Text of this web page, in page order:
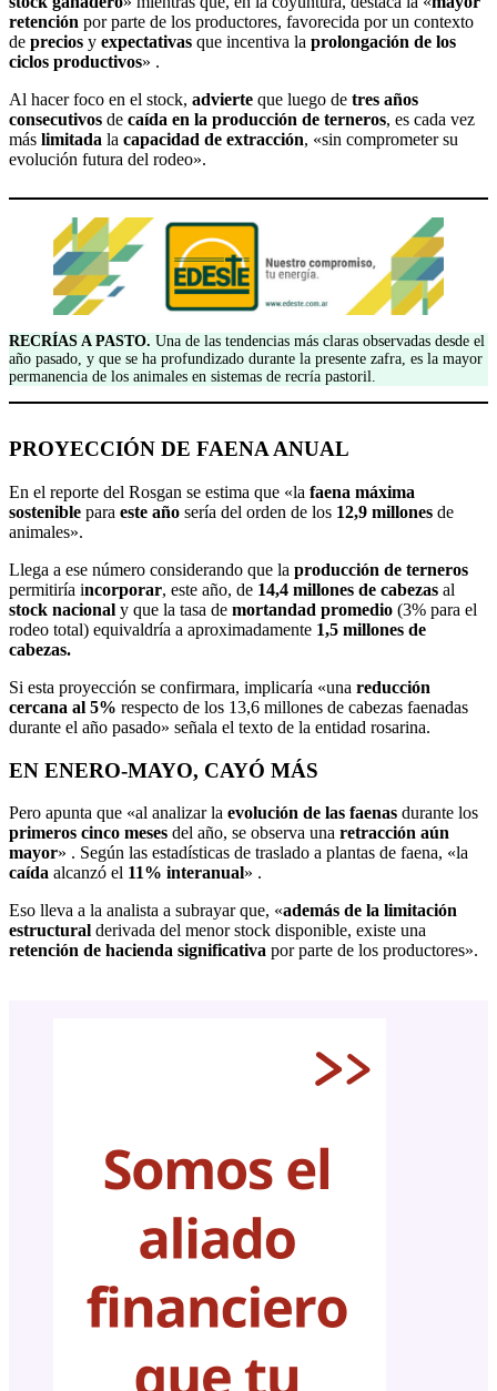
retención por parte de los productores, favorecida por un contexto
de precios y expectativas que incentiva la prolongación de los
ciclos productivos» .
Al hacer foco en el stock, advierte que luego de tres años
consecutivos de caída en la producción de terneros, es cada vez
más limitada la capacidad de extracción, «sin comprometer su
evolución futura del rodeo».
RECRÍAS A PASTO. Una de las tendencias más claras observadas desde el
año pasado, y que se ha profundizado durante la presente zafra, es la mayor
permanencia de los animales en sistemas de recría pastoril.
PROYECCIÓN DE FAENA ANUAL
En el reporte del Rosgan se estima que «la faena máxima
sostenible para este año sería del orden de los 12,9 millones de
animales».
Llega a ese número considerando que la producción de terneros
permitiría incorporar, este año, de 14,4 millones de cabezas al
stock nacional y que la tasa de mortandad promedio (3% para el
rodeo total) equivaldría a aproximadamente 1,5 millones de
cabezas.
Si esta proyección se confirmara, implicaría «una reducción
cercana al 5% respecto de los 13,6 millones de cabezas faenadas
durante el año pasado» señala el texto de la entidad rosarina.
EN ENERO-MAYO, CAYÓ MÁS
Pero apunta que «al analizar la evolución de las faenas durante los
primeros cinco meses del año, se observa una retracción aún
mayor» . Según las estadísticas de traslado a plantas de faena, «la
caída alcanzó el 11% interanual» .
Eso lleva a la analista a subrayar que, «además de la limitación
estructural derivada del menor stock disponible, existe una
retención de hacienda significativa por parte de los productores».